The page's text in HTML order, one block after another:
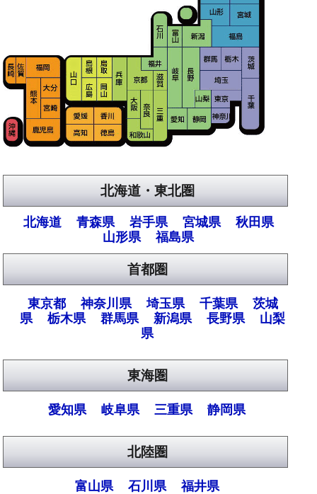
北海道・東北圏
北海道 青森県 岩手県 宮城県
秋田県
山形県
福島県
首都圏
東京都 神奈川県 埼玉県 千葉県
茨城
県
栃木県 群馬県 新潟県 長野県
山梨
県
東海圏
愛知県 岐阜県 三重県 静岡県
北陸圏
富山県 石川県 福井県